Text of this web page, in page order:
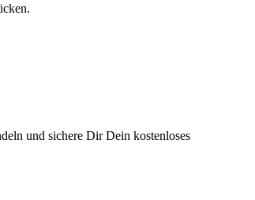
und sichere Dir Dein kostenloses